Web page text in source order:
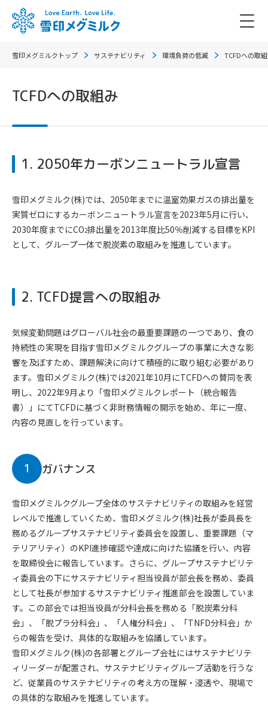
雪印メグミルクトップ サステナビリティ 環境負荷の低減 TCFDへの取
TCFDへの取組み
1. 2050年カーボンニュートラル宣言
雪印メグミルク(株)では、2050年までに温室効果ガスの排出量を
実質ゼロにするカーボンニュートラル宣言を2023年5月に行い、
2030年度までにCO2排出量を2013年度比50％削減する目標をKPI
として、グループ一体で脱炭素の取組みを推進しています。
2. TCFD提言への取組み
気候変動問題はグローバル社会の最重要課題の一つであり、食の
持続性の実現を目指す雪印メグミルクグループの事業に大きな影
響を及ぼすため、課題解決に向けて積極的に取り組む必要があり
ます。雪印メグミルク(株)では2021年10月にTCFDへの賛同を表
明し、2022年9月より「雪印メグミルクレポート（統合報告
書）」にてTCFDに基づく非財務情報の開示を始め、年に一度、
内容の見直しを行っています。
1 ガバナンス
雪印メグミルクグループ全体のサステナビリティの取組みを経営
レベルで推進していくため、雪印メグミルク(株)社長が委員長を
務めるグループサステナビリティ委員会を設置し、重要課題（マ
テリアリティ）のKPI進捗確認や達成に向けた協議を行い、内容
を取締役会に報告しています。さらに、グループサステナビリテ
ィ委員会の下にサステナビリティ担当役員が部会長を務め、委員
として社長が参加するサステナビリティ推進部会を設置していま
す。この部会では担当役員が分科会長を務める「脱炭素分科
会」、「脱プラ分科会」、「人権分科会」、「TNFD分科会」か
らの報告を受け、具体的な取組みを協議しています。
雪印メグミルク(株)の各部署とグループ会社にはサステナビリテ
ィリーダーが配置され、サステナビリティグループ活動を行うな
ど、従業員のサステナビリティの考え方の理解・浸透や、現場で
の具体的な取組みを推進しています。